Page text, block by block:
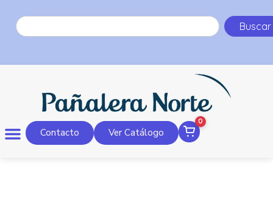
Buscar
Contacto Ver Catálogo
0